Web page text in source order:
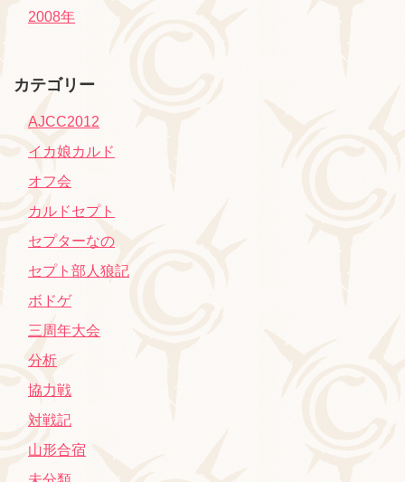
2008年
カテゴリー
AJCC2012
イカ娘カルド
オフ会
カルドセプト
セプターなの
セプト部人狼記
ボドゲ
三周年大会
分析
協力戦
対戦記
山形合宿